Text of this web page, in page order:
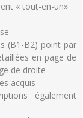
« tout-en-un»
(B1-B2) point par
en page de
de droite
acquis
également